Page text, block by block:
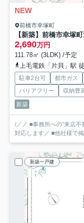
NEW
前橋市幸塚町
2,690万円
111.78㎡ (3LDK) /予定
上毛電鉄「片貝」駅
駐車2台可 都市ガス
バリアフリー
収納豊
新築
/／／ ■事務所への”来店
対応します／ ■他社様で
新築一戸建